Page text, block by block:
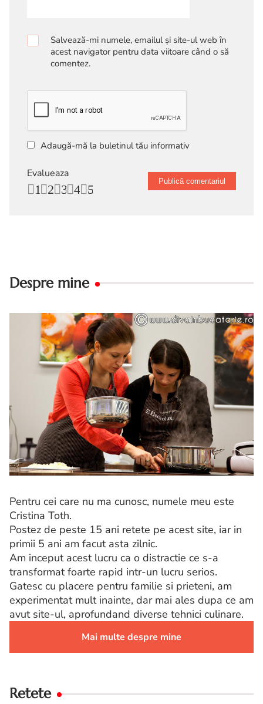
Salvează-mi numele, emailul și site-ul web în
acest navigator pentru data viitoare când o să
comentez.
Adaugă-mă la buletinul tău informativ
Evalueaza
5
4
3
2
1
Despre mine
Pentru cei care nu ma cunosc, numele meu este
Cristina Toth.
Postez de peste 15 ani retete pe acest site, iar in
primii 5 ani am facut asta zilnic.
Am inceput acest lucru ca o distractie ce s-a
transformat foarte rapid intr-un lucru serios.
Gatesc cu placere pentru familie si prieteni, am
experimentat mult inainte, dar mai ales dupa ce am
avut site-ul, aprofundand diverse tehnici culinare.
Mai multe despre mine
Retete